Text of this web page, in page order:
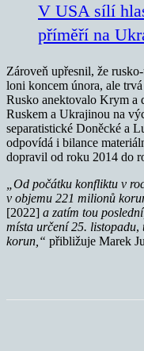
V USA sílí
příměří na
Zároveň upřesnil, že
loni koncem února, ale
Rusko anektovalo Krym a
Ruskem a Ukrajinou na
separatistické Doněcké a
odpovídá i bilance
dopravil od roku 2014 do
„Od počátku konfliktu v
v objemu 221 milionů
[2022] a zatím tou
místa určení 25. listopadu,
korun,“ přibližuje Marek